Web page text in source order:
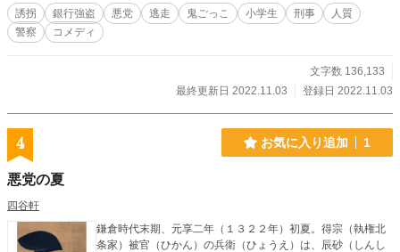
誘拐 銀行強盗 悪党 逃走 鬼ごっこ 小学生 刑事
人質
警察
コメディ
文字数 136,133
最終更新日 2022.11.03
登録日 2022.11.03
4 お気に入り追加 1
悪党の夏
四谷軒
鎌倉時代末期、元享二年（１３２２年）初夏。得宗（執権北
条家）被官（ひかん）の兵衛（ひょうえ）は、辰砂（しんし